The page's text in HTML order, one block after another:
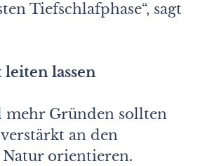
Tiefschlafphase“, sagt
lassen
mehr Gründen sollten
an den
orientieren.